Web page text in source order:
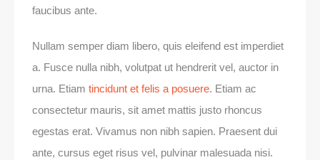
faucibus ante.
Nullam semper diam libero, quis eleifend est imperdiet
a. Fusce nulla nibh, volutpat ut hendrerit vel, auctor in
urna. Etiam tincidunt et felis a posuere. Etiam ac
consectetur mauris, sit amet mattis justo rhoncus
egestas erat. Vivamus non nibh sapien. Praesent dui
ante, cursus eget risus vel, pulvinar malesuada nisi.